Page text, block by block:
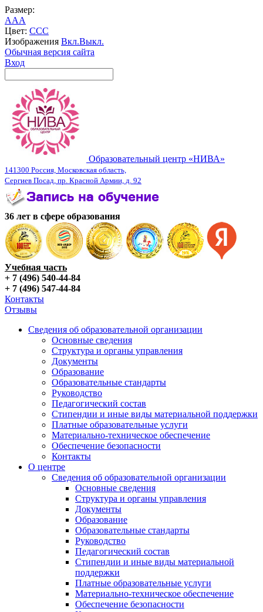
Размер:
AAA
Цвет: CCC
Изображения Вкл.Выкл.
Обычная версия сайта
Вход
Образовательный центр «НИВА»
141300 Россия, Московская область,
Сергиев Посад, пр. Красной Армии, д. 92
36 лет в сфере образования
Учебная часть
+ 7 (496) 540-44-84
+ 7 (496) 547-44-84
Контакты
Отзывы
Сведения об образовательной организации
Основные сведения
Структура и органы управления
Документы
Образование
Образовательные стандарты
Руководство
Педагогический состав
Стипендии и иные виды материальной поддержки
Платные образовательные услуги
Материально-техническое обеспечение
Обеспечение безопасности
Контакты
О центре
Сведения об образовательной организации
Основные сведения
Структура и органы управления
Документы
Образование
Образовательные стандарты
Руководство
Педагогический состав
Стипендии и иные виды материальной
поддержки
Платные образовательные услуги
Материально-техническое обеспечение
Обеспечение безопасности